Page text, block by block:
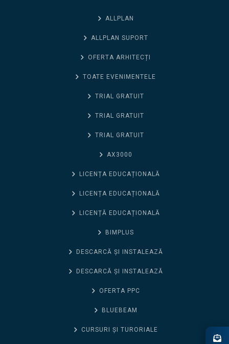
ALLPLAN
ALLPLAN SUPORT
OFERTA ARHITECȚI
TOATE EVENIMENTELE
TRIAL GRATUIT
TRIAL GRATUIT
TRIAL GRATUIT
AX3000
LICENȚA EDUCAȚIONALĂ
LICENȚA EDUCAȚIONALĂ
LICENȚĂ EDUCAȚIONALĂ
BIMPLUS
DESCARCĂ ȘI INSTALEAZĂ
DESCARCĂ ȘI INSTALEAZĂ
OFERTA PPC
BLUEBEAM
CURSURI ȘI TURORIALE